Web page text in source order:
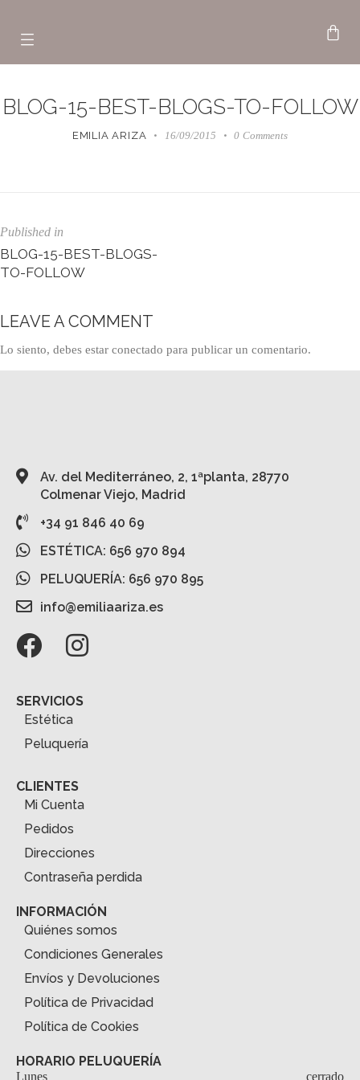
BLOG-15-BEST-BLOGS-TO-FOLLOW
EMILIA ARIZA 16/09/2015 0 Comments
Published in
BLOG-15-BEST-BLOGS-
TO-FOLLOW
LEAVE A COMMENT
Lo siento, debes estar conectado para publicar un comentario.
Av. del Mediterráneo, 2, 1ªplanta, 28770
Colmenar Viejo, Madrid
+34 91 846 40 69
ESTÉTICA: 656 970 894
PELUQUERÍA: 656 970 895
info@emiliaariza.es
SERVICIOS
Estética
Peluquería
CLIENTES
Mi Cuenta
Pedidos
Direcciones
Contraseña perdida
INFORMACIÓN
Quiénes somos
Condiciones Generales
Envíos y Devoluciones
Política de Privacidad
Política de Cookies
HORARIO PELUQUERÍA
Lunes cerrado